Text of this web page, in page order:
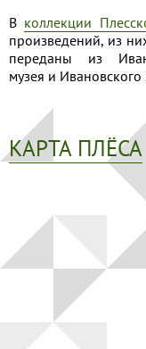
В коллекции
произведений, из
переданы из
музея и
КАРТА ПЛЁСА